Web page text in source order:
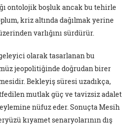
ontolojik boşluk ancak bu tehirle
kriz altında dağılmak yerine
varlığını sürdürür.
olarak tasarlanan bu
jeopolitiğinde doğrudan birer
Bekleyiş süresi uzadıkça,
mutlak güç ve tavizsiz adalet
nüfuz eder. Sonuçta Mesih
kıyamet senaryolarının dış